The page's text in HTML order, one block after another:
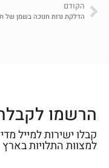
הקודם
הדלקת נרות חנוכה בשמן של
הרשמו
קבלו ישירות למייל
למצוות התלויות בארץ